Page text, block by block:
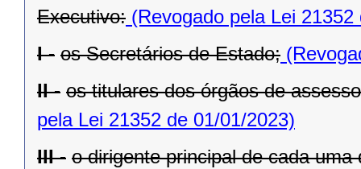
Executivo: (Revogado pela Lei
I - os Secretários de Estado;
II - os titulares dos órgãos de
pela Lei 21352 de 01/01/2023)
III - o dirigente principal de cada